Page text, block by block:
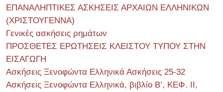
ΕΠΑΝΑΛΗΠΤΙΚΕΣ ΑΣΚΗΣΕΙΣ ΑΡΧΑΙΩΝ ΕΛΛΗΝΙΚΩΝ
(ΧΡΙΣΤΟΥΓΕΝΝΑ)
Γενικές ασκήσεις ρημάτων
ΠΡΟΣΘΕΤΕΣ ΕΡΩΤΗΣΕΙΣ ΚΛΕΙΣΤΟΥ ΤΥΠΟΥ ΣΤΗΝ
ΕΙΣΑΓΩΓΗ
Ασκήσεις Ξενοφώντα Ελληνικά Ασκήσεις 25-32
Ασκήσεις Ξενοφώντα Ελληνικά, βιβλίο Β’, ΚΕΦ. II,